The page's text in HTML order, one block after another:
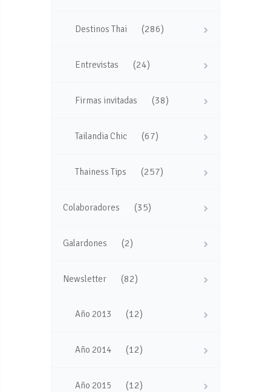
Destinos Thai (286)
Entrevistas (24)
Firmas invitadas (38)
Tailandia Chic (67)
Thainess Tips (257)
Colaboradores (35)
Galardones (2)
Newsletter (82)
Año 2013 (12)
Año 2014 (12)
Año 2015 (12)